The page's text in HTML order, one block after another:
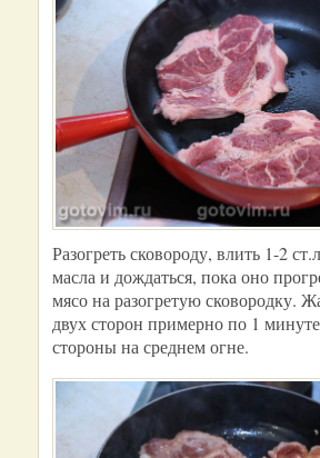
Разогреть сковороду, влить 1-2
масла и дождаться, пока оно
мясо на разогретую сковородку.
двух сторон примерно по 1
стороны на среднем огне.